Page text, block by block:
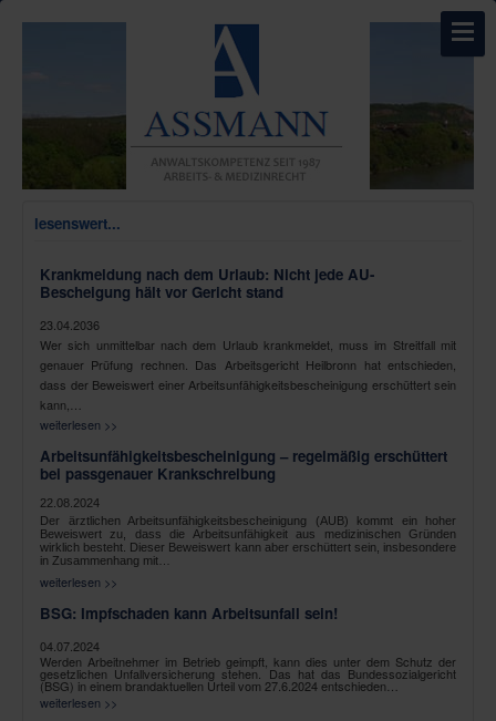
lesenswert...
Krankmeldung nach dem Urlaub: Nicht jede AU-
Bescheigung hält vor Gericht stand
23.04.2036
Wer sich unmittelbar nach dem Urlaub krankmeldet, muss im Streitfall mit
genauer Prüfung rechnen. Das Arbeitsgericht Heilbronn hat entschieden,
dass der Beweiswert einer Arbeitsunfähigkeitsbescheinigung erschüttert sein
kann,…
weiterlesen >>
Arbeitsunfähigkeitsbescheinigung – regelmäßig erschüttert
bei passgenauer Krankschreibung
22.08.2024
Der ärztlichen Arbeitsunfähigkeitsbescheinigung (AUB) kommt ein hoher
Beweiswert zu, dass die Arbeitsunfähigkeit aus medizinischen Gründen
wirklich besteht. Dieser Beweiswert kann aber erschüttert sein, insbesondere
in Zusammenhang mit…
weiterlesen >>
BSG: Impfschaden kann Arbeitsunfall sein!
04.07.2024
Werden Arbeitnehmer im Betrieb geimpft, kann dies unter dem Schutz der
gesetzlichen Unfallversicherung stehen. Das hat das Bundessozialgericht
(BSG) in einem brandaktuellen Urteil vom 27.6.2024 entschieden…
weiterlesen >>